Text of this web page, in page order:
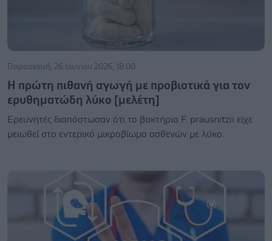
Παρασκευή, 26 Ιουνίου 2026, 18:00
Η πρώτη πιθανή αγωγή με προβιοτικά για τον
ερυθηματώδη λύκο [μελέτη]
Ερευνητές διαπόστωσαν ότι το βακτήριο F. prausnitzii είχε
μειωθεί στο εντερικό μικροβίωμα ασθενών με λύκο.